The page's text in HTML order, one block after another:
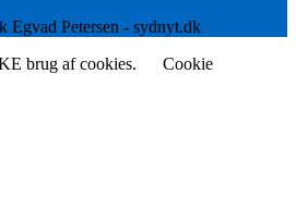
Egvad Petersen - sydnyt.dk
brug af cookies.
Cookie